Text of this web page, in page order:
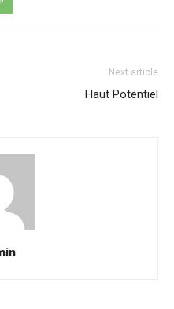
Next article
Haut Potentiel